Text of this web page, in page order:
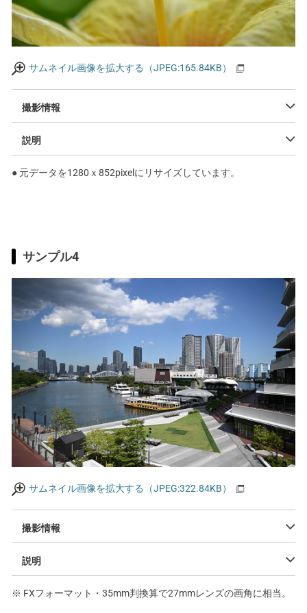
サムネイル画像を拡大する（JPEG:165.84KB）
撮影情報
説明
● 元データを1280ｘ852pixelにリサイズしています。
サンプル4
サムネイル画像を拡大する（JPEG:322.84KB）
撮影情報
説明
※ FXフォーマット・35mm判換算で27mmレンズの画角に相当。